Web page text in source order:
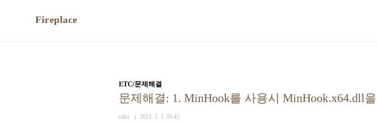
Fireplace
ETC/문제해결
문제해결: 1. MinHook를 사용시 MinHook.x64.dll
calci 2021. 5. 1. 05:41